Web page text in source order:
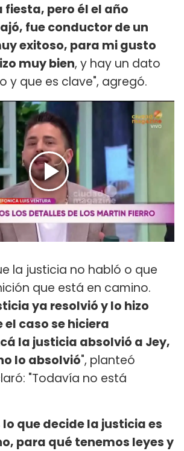
fiesta, pero él el año
fue conductor de un
exitoso, para mi gusto
muy bien, y hay un dato
y que es clave", agregó.
la justicia no habló o que
que está en camino.
ya resolvió y lo hizo
el caso se hiciera
la justicia absolvió a Jey,
lo absolvió", planteó
"Todavía no está
lo que decide la justicia es
para qué tenemos leyes y